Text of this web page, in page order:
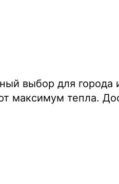
выбор для города
максимум тепла.